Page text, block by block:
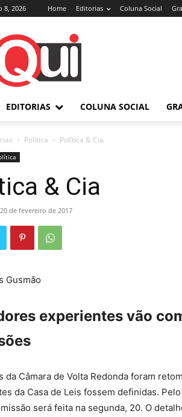
8, 2026 Home Editorias Coluna Social
EDITORIAS COLUNA SOCIAL
Política Política & Cia
& Cia
20 de fevereiro de 2017
Gusmão
experientes vão
da Câmara de Volta Redonda foram
da Casa de Leis fossem definidas.
será feita na segunda, 20. O